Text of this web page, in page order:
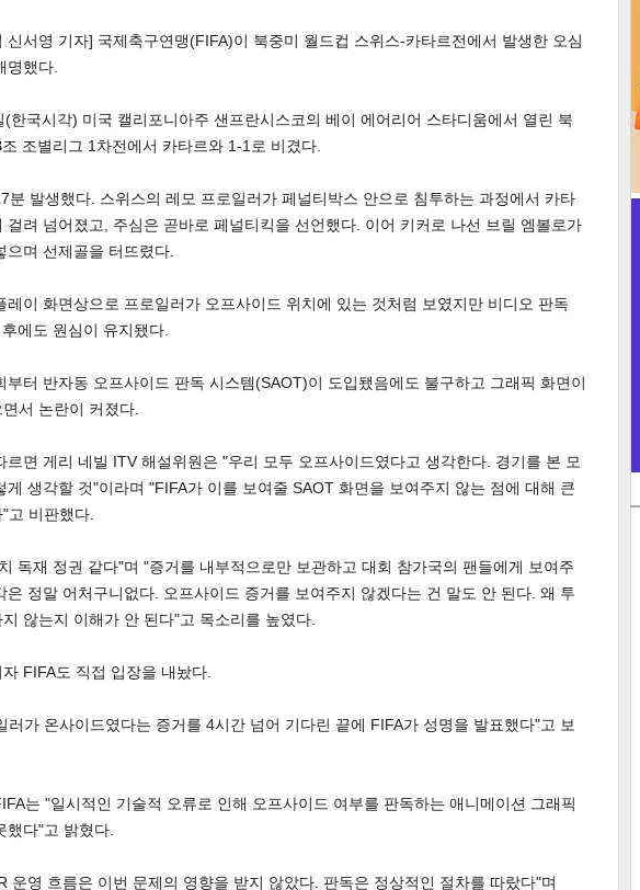
신서영 기자] 국제축구연맹(FIFA)이 북중미 월드컵 스위스-카타르전에서 발생한 오심
명했다.
(한국시각) 미국 캘리포니아주 샌프란시스코의 베이 에어리어 스타디움에서 열린 북
조별리그 1차전에서 카타르와 1-1로 비겼다.
분 발생했다. 스위스의 레모 프로일러가 페널티박스 안으로 침투하는 과정에서 카타
걸려 넘어졌고, 주심은 곧바로 페널티킥을 선언했다. 이어 키커로 나선 브릴 엠볼로가
으며 선제골을 터뜨렸다.
레이 화면상으로 프로일러가 오프사이드 위치에 있는 것처럼 보였지만 비디오 판독
에도 원심이 유지됐다.
부터 반자동 오프사이드 판독 시스템(SAOT)이 도입됐음에도 불구하고 그래픽 화면이
서 논란이 커졌다.
르면 게리 네빌 ITV 해설위원은 "우리 모두 오프사이드였다고 생각한다. 경기를 본 모
게 생각할 것"이라며 "FIFA가 이를 보여줄 SAOT 화면을 보여주지 않는 점에 대해 큰
고 비판했다.
독재 정권 같다"며 "증거를 내부적으로만 보관하고 대회 참가국의 팬들에게 보여주
은 정말 어처구니없다. 오프사이드 증거를 보여주지 않겠다는 건 말도 안 된다. 왜 투
않는지 이해가 안 된다"고 목소리를 높였다.
FIFA도 직접 입장을 내놨다.
러가 온사이드였다는 증거를 4시간 넘어 기다린 끝에 FIFA가 성명을 발표했다"고 보
는 "일시적인 기술적 오류로 인해 오프사이드 여부를 판독하는 애니메이션 그래픽
했다"고 밝혔다.
운영 흐름은 이번 문제의 영향을 받지 않았다. 판독은 정상적인 절차를 따랐다"며